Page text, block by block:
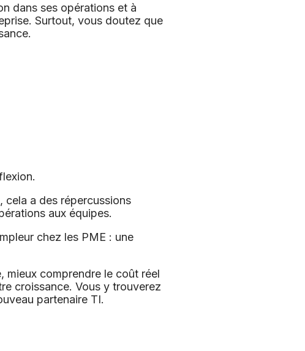
dans ses opérations et à
Surtout, vous doutez que
, cela a des répercussions
aux équipes.
chez les PME : une
mieux comprendre le coût réel
croissance. Vous y trouverez
partenaire TI.